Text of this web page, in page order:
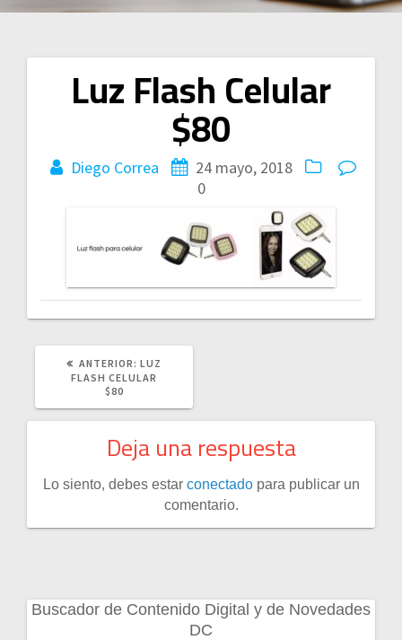
Luz Flash Celular
$80
Diego Correa
24 mayo, 2018
0
Navegación
de
entradas
ANTERIOR: POST
ANTERIOR:
LUZ
FLASH CELULAR
$80
Deja una respuesta
Lo siento, debes estar conectadopara publicar un
comentario.
Buscador de Contenido Digital y de Novedades
DC